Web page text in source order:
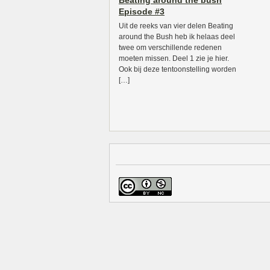
Episode #3
Uit de reeks van vier delen Beating
around the Bush heb ik helaas deel
twee om verschillende redenen
moeten missen. Deel 1 zie je hier.
Ook bij deze tentoonstelling worden
[…]